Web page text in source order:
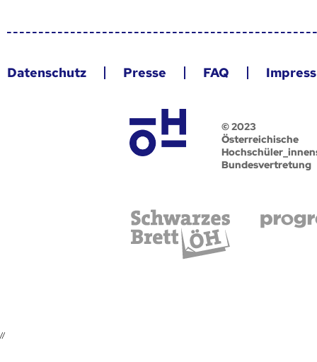
Datenschutz Presse FAQ
© 2023
Österreichische
Bundesvertretung
//